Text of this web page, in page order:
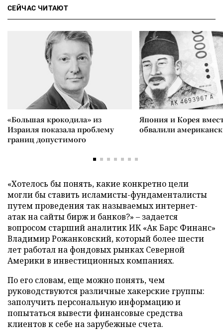
СЕЙЧАС ЧИТАЮТ
«Большая крокодила» из
Израиля показала проблему
границ допустимого
Япония и Корея
обвалили
«Хотелось бы понять, какие конкретно цели
могли бы ставить исламисты-фундаменталисты
путем проведения так называемых интернет-
атак на сайты бирж и банков?» – задается
вопросом старший аналитик ИК «Ак Барс Финанс»
Владимир Рожанковский, который более шести
лет работал на фондовых рынках Северной
Америки в инвестиционных компаниях.
По его словам, еще можно понять, чем
руководствуются различные хакерские группы:
заполучить персональную информацию и
попытаться вывести финансовые средства
клиентов к себе на зарубежные счета.